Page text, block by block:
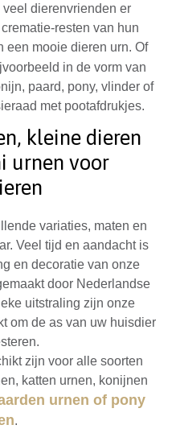
dierenvrienden er
resten van hun
een mooie dieren urn. Of
in de vorm van
paard, pony, vlinder of
met pootafdrukjes.
kleine dieren
urnen voor
variaties, maten en
Veel tijd en aandacht is
en decoratie van onze
door Nederlandse
uitstraling zijn onze
om de as van uw huisdier
zijn voor alle soorten
katten urnen, konijnen
urnen of pony
.